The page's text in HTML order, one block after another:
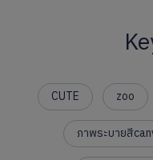
CUTE zoo
ภาพระบายสี